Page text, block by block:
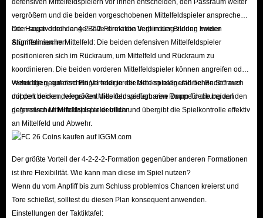
vergrößern und die beiden vorgeschobenen Mittelfeldspieler ansprechen
oder sogar durch lange Bälle direkt die Verbindung zu den beiden
Stürmern suchen.
Der Hauptvorteil der 4-2-2-2-Formation liegt in der Bildung zweier
Angriffslinien im Mittelfeld: Die beiden defensiven Mittelfeldspieler
positionieren sich im Rückraum, um Mittelfeld und Rückraum zu
koordinieren. Die beiden vorderen Mittelfeldspieler können angreifen oder
verteidigen, auf dem Flügel oder in der Mitte spielen und bei Bedarf auch
mit den beiden defensiven Mittelfeldspielern eine Doppeldeckung auf den
gegnerischen Mittelfeldspieler bilden.
Wenn die gegnerischen Verteidiger die beiden ballgefährlichen Stürmer
doppelt decken, vergrößert dies den verfügbaren Raum für die beiden
defensiven Mittelfeldspieler deutlich und übergibt die Spielkontrolle effektiv
an Mittelfeld und Abwehr.
Der größte Vorteil der 4-2-2-2-Formation gegenüber anderen Formationen
ist ihre Flexibilität. Wie kann man diese im Spiel nutzen?
Wenn du vom Anpfiff bis zum Schluss problemlos Chancen kreierst und
Tore schießst, solltest du diesen Plan konsequent anwenden.
Einstellungen der Taktiktafel: